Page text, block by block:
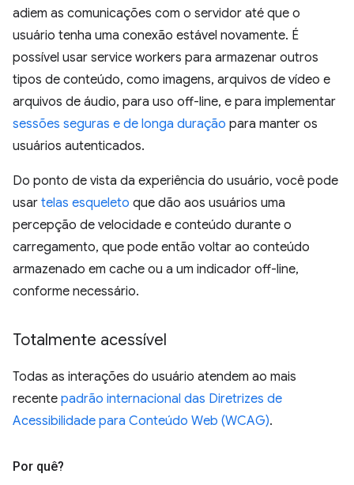
adiem as comunicações com o servidor até que o
usuário tenha uma conexão estável novamente. É
possível usar service workers para armazenar outros
tipos de conteúdo, como imagens, arquivos de vídeo e
arquivos de áudio, para uso off-line, e para implementar
sessões seguras e de longa duração para manter os
usuários autenticados.
Do ponto de vista da experiência do usuário, você pode
usar telas esqueleto que dão aos usuários uma
percepção de velocidade e conteúdo durante o
carregamento, que pode então voltar ao conteúdo
armazenado em cache ou a um indicador off-line,
conforme necessário.
Totalmente acessível
Todas as interações do usuário atendem ao mais
recente padrão internacional das Diretrizes de
Acessibilidade para Conteúdo Web (WCAG).
Por quê?